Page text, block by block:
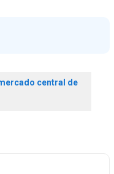
central de